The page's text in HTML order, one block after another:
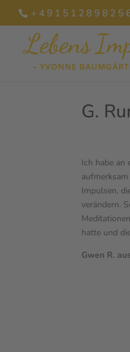
G.
Ich habe an
Impulsen,
verändern.
hatte und
Gwen R.